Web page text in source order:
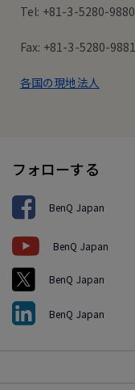
Tel: +81-3-5280-9880
Fax: +81-3-5280-9881
各国の現地法人
フォローする
BenQ Japan
BenQ Japan
BenQ Japan
BenQ Japan